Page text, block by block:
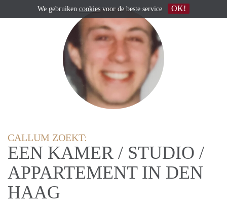
CALLUM ZOEKT:
EEN KAMER / STUDIO /
APPARTEMENT IN DEN
HAAG
We gebruiken cookies voor de beste service OK!